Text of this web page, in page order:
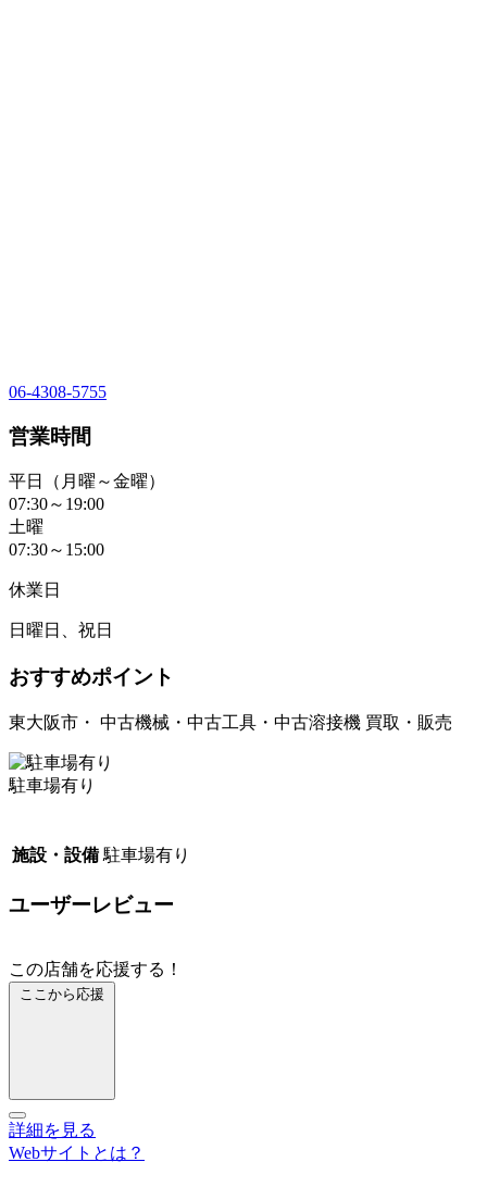
06-4308-5755
営業時間
平日（月曜～金曜）
07:30～19:00
土曜
07:30～15:00
休業日
日曜日、祝日
おすすめポイント
東大阪市・ 中古機械・中古工具・中古溶接機 買取・販売
駐車場有り
施設・設備 駐車場有り
ユーザーレビュー
この店舗を応援する！
ここから応援
詳細を見る
Webサイトとは？